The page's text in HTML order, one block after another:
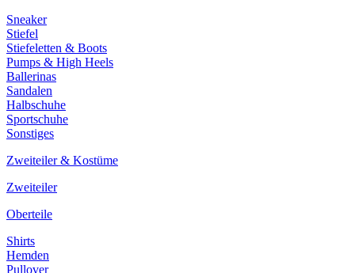
Sneaker
Stiefel
Stiefeletten & Boots
Pumps & High Heels
Ballerinas
Sandalen
Halbschuhe
Sportschuhe
Sonstiges
Zweiteiler & Kostüme
Zweiteiler
Oberteile
Shirts
Hemden
Pullover